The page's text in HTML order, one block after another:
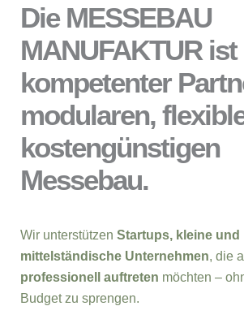
Die MESSEBAU
MANUFAKTUR ist
kompetenter
modularen,
kostengünstigen
Messebau.
Wir unterstützen Startups, kleine und
mittelständische Unternehmen, die
professionell auftreten möchten –
Budget zu sprengen.